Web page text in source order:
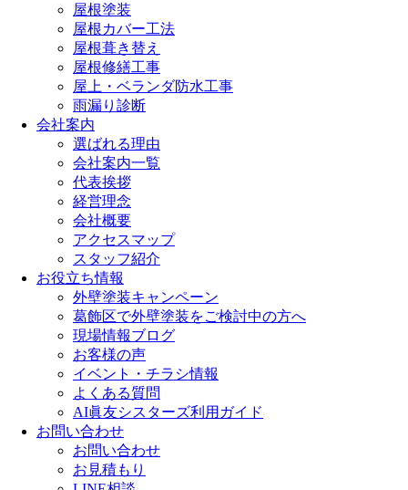
屋根塗装
屋根カバー工法
屋根葺き替え
屋根修繕工事
屋上・ベランダ防水工事
雨漏り診断
会社案内
選ばれる理由
会社案内一覧
代表挨拶
経営理念
会社概要
アクセスマップ
スタッフ紹介
お役立ち情報
外壁塗装キャンペーン
葛飾区で外壁塗装をご検討中の方へ
現場情報ブログ
お客様の声
イベント・チラシ情報
よくある質問
AI眞友シスターズ利用ガイド
お問い合わせ
お問い合わせ
お見積もり